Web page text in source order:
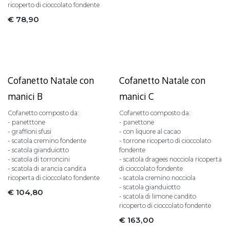
ricoperto di cioccolato fondente
€ 78,90
ESAURITO
Cofanetto Natale con
manici B
Cofanetto composto da:
- panetttone
- graffioni sfusi
- scatola cremino fondente
- scatola gianduiotto
- scatola di torroncini
- scatola di arancia candita
ricoperta di cioccolato fondente
€ 104,80
ESAURITO
Cofanetto Natale con
manici C
Cofanetto composto da:
- panettone
- con liquore al cacao
- torrone ricoperto di cioccolato
fondente
- scatola dragees nocciola ricoperta
di cioccolato fondente
- scatola cremino nocciola
- scatola gianduiotto
- scatola di limone candito
ricoperto di cioccolato fondente
€ 163,00